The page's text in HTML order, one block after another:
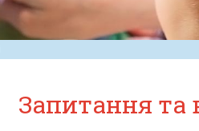
Запитання та